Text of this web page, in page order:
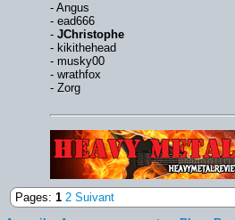
- Angus
- ead666
- JChristophe
- kikithehead
- musky00
- wrathfox
- Zorg
Lien :http://heavymetalreviews.fr/
Pages: 1 2 Suivant